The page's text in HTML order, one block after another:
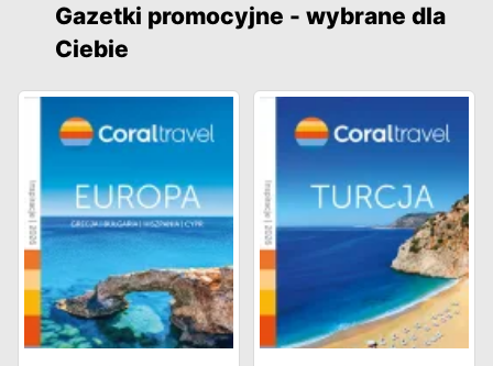
Gazetki promocyjne - wybrane dla
Ciebie